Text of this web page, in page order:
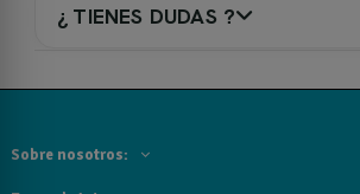
¿ TIENES DUDAS ?
Sobre nosotros: